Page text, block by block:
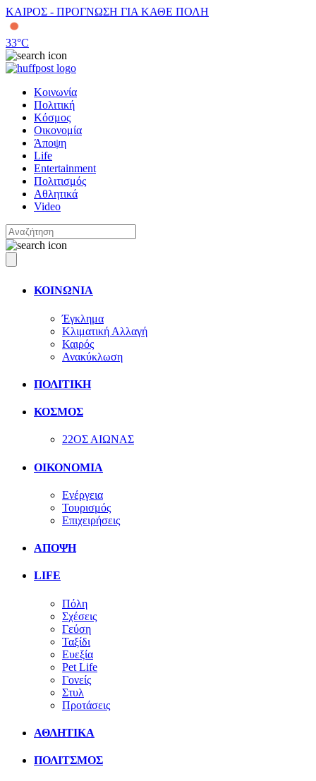
ΚΑΙΡΟΣ - ΠΡΟΓΝΩΣΗ ΓΙΑ ΚΑΘΕ ΠΟΛΗ
33°C
Κοινωνία
Πολιτική
Κόσμος
Οικονομία
Άποψη
Life
Entertainment
Πολιτισμός
Αθλητικά
Video
ΚΟΙΝΩΝΙΑ
Έγκλημα
Κλιματική Αλλαγή
Καιρός
Ανακύκλωση
ΠΟΛΙΤΙΚΗ
ΚΟΣΜΟΣ
22ΟΣ ΑΙΩΝΑΣ
ΟΙΚΟΝΟΜΙΑ
Ενέργεια
Τουρισμός
Επιχειρήσεις
ΑΠΟΨΗ
LIFE
Πόλη
Σχέσεις
Γεύση
Ταξίδι
Ευεξία
Pet Life
Γονείς
Στυλ
Προτάσεις
ΑΘΛΗΤΙΚΑ
ΠΟΛΙΤΣΜΟΣ